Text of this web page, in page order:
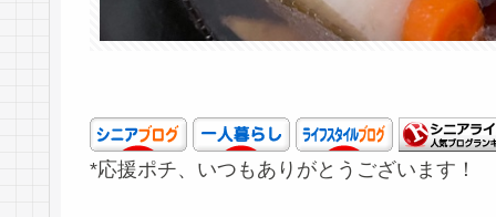
*応援ポチ、いつもありがとうございます！